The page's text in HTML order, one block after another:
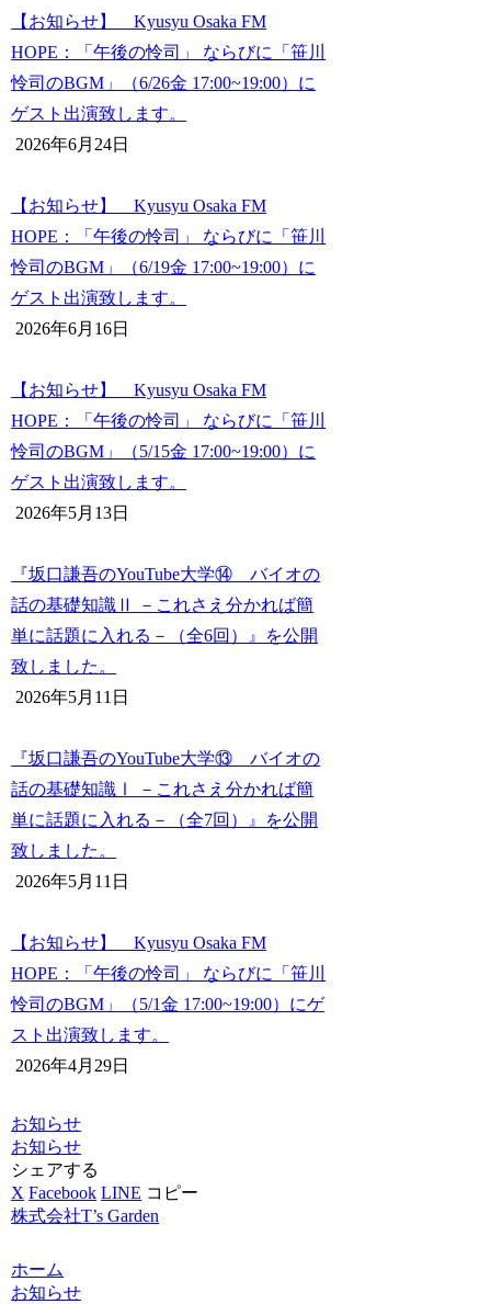
【お知らせ】 Kyusyu Osaka FM
HOPE：「午後の怜司」 ならびに「笹川
怜司のBGM」（6/26金 17:00~19:00）に
ゲスト出演致します。
2026年6月24日
【お知らせ】 Kyusyu Osaka FM
HOPE：「午後の怜司」 ならびに「笹川
怜司のBGM」（6/19金 17:00~19:00）に
ゲスト出演致します。
2026年6月16日
【お知らせ】 Kyusyu Osaka FM
HOPE：「午後の怜司」 ならびに「笹川
怜司のBGM」（5/15金 17:00~19:00）に
ゲスト出演致します。
2026年5月13日
『坂口謙吾のYouTube大学⑭ バイオの
話の基礎知識Ⅱ －これさえ分かれば簡
単に話題に入れる－（全6回）』を公開
致しました。
2026年5月11日
『坂口謙吾のYouTube大学⑬ バイオの
話の基礎知識Ⅰ －これさえ分かれば簡
単に話題に入れる－（全7回）』を公開
致しました。
2026年5月11日
【お知らせ】 Kyusyu Osaka FM
HOPE：「午後の怜司」 ならびに「笹川
怜司のBGM」（5/1金 17:00~19:00）にゲ
スト出演致します。
2026年4月29日
お知らせ
お知らせ
シェアする
X Facebook LINE コピー
株式会社T’s Garden
ホーム
お知らせ